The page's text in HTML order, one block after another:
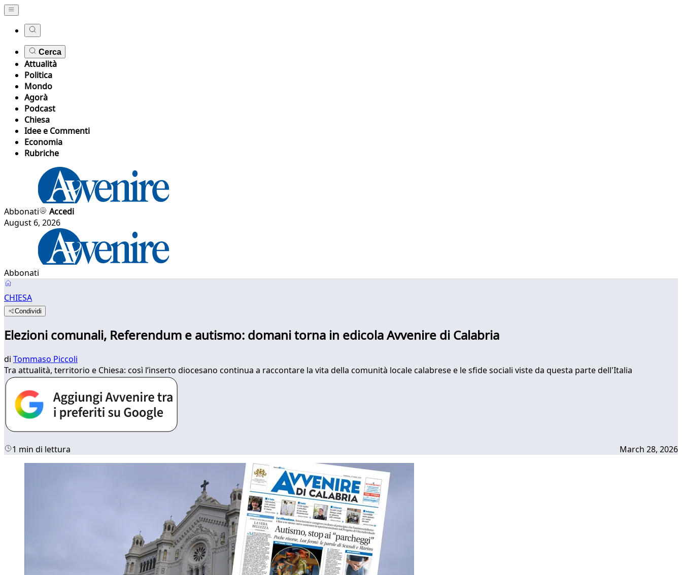
Cerca
Attualità
Politica
Mondo
Agorà
Podcast
Chiesa
Idee e Commenti
Economia
Rubriche
Abbonati
Accedi
August 6, 2026
Abbonati
CHIESA
Condividi
Elezioni comunali, Referendum e autismo: domani torna in edicola Avvenire di Calabria
di Tommaso Piccoli
Tra attualità, territorio e Chiesa: così l’inserto diocesano continua a raccontare la vita della comunità locale calabrese e le sfide sociali viste da questa parte dell'Italia
1 min di lettura March 28, 2026